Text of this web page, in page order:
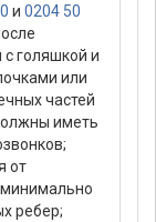
и 0204 50
голяшкой и
или
частей
иметь
от
ребер;